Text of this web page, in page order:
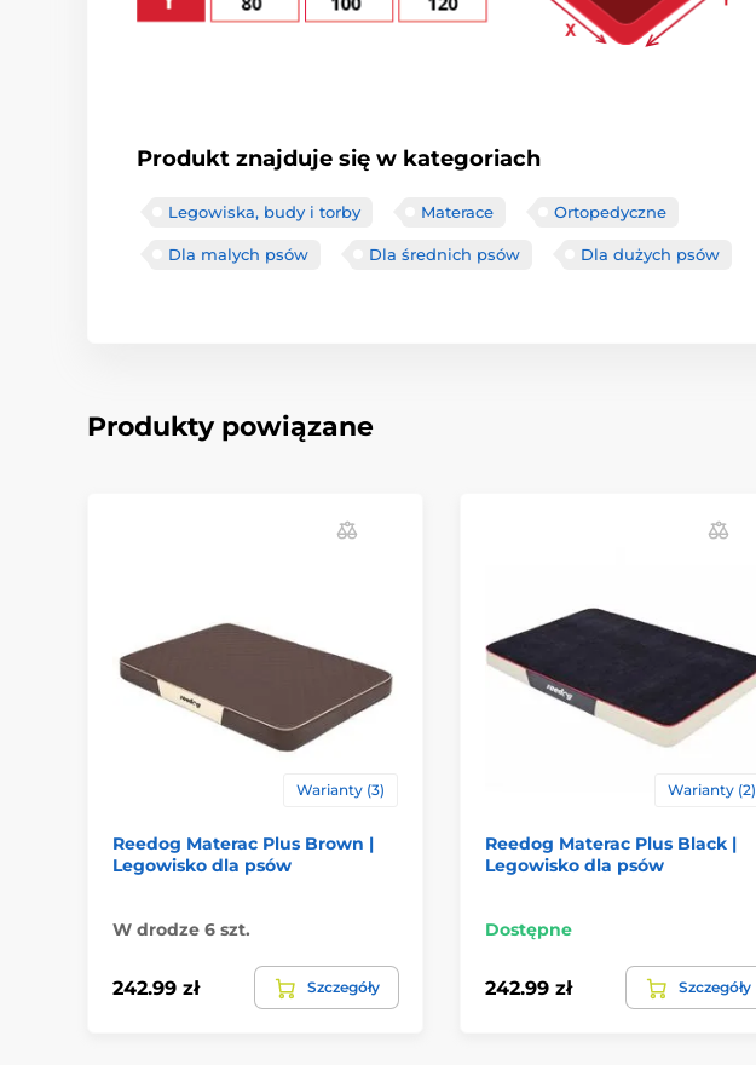
Produkt znajduje się w kategoriach
Legowiska, budy i torby Materace Ortopedyczne
Dla malych psów Dla średnich psów Dla dużych psów
Produkty powiązane
Warianty (3)
Reedog Materac Plus Brown |
Legowisko dla psów
W drodze 6 szt.
242.99 zł Szczegóły
Warianty (2)
Reedog Materac Plus Black |
Legowisko dla psów
Dostępne
242.99 zł Szczegóły